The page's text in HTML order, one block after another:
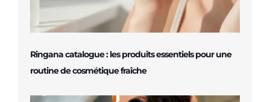
Ringana catalogue : les produits essentiels pour une
routine de cosmétique fraîche